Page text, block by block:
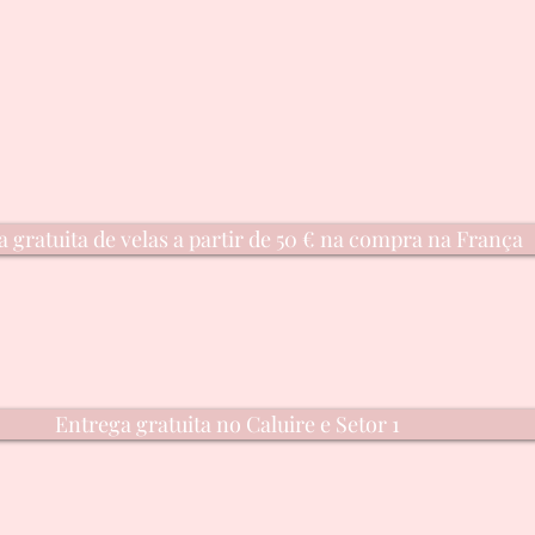
gratuita de velas a partir de 50 € na compra na França
Entrega gratuita no Caluire e Setor 1